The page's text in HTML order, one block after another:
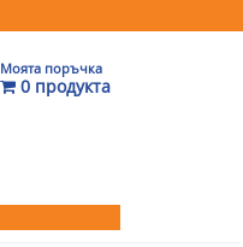
Моята поръчка
0 продукта